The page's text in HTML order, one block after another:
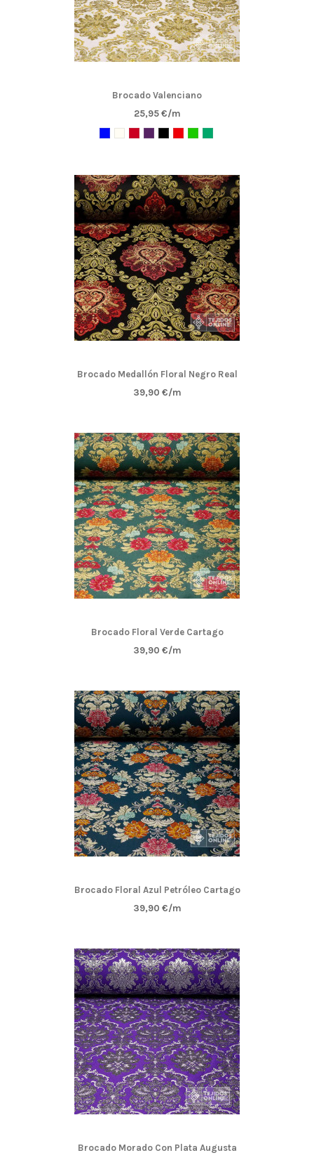
Brocado Valenciano
25,95 €/m
Brocado Medallón Floral Negro Real
39,90 €/m
Brocado Floral Verde Cartago
39,90 €/m
Brocado Floral Azul Petróleo Cartago
39,90 €/m
Brocado Morado Con Plata Augusta